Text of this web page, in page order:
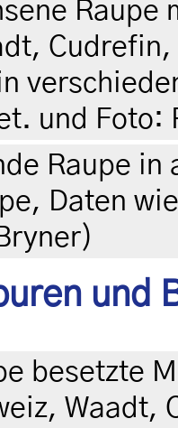
und Foto:
Raupe
Daten
und
besetzte
Waadt,